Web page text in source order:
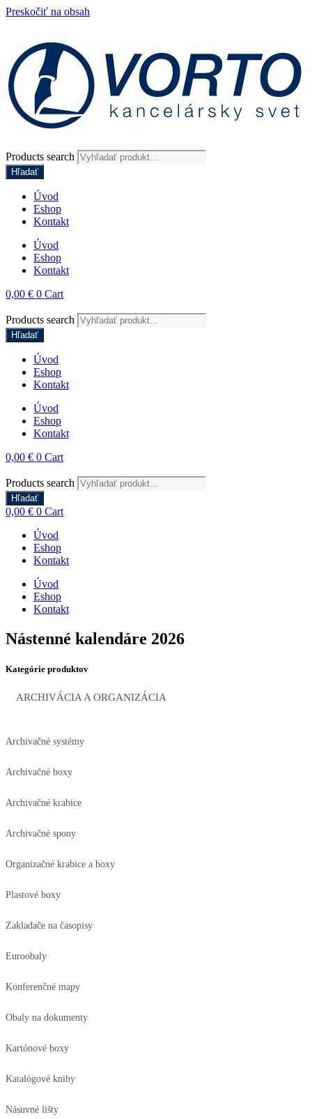
Preskočiť na obsah
Products search
Hľadať
Úvod
Eshop
Kontakt
Úvod
Eshop
Kontakt
0,00 € 0 Cart
Products search
Hľadať
Úvod
Eshop
Kontakt
Úvod
Eshop
Kontakt
0,00 € 0 Cart
Products search
Hľadať
0,00 € 0 Cart
Úvod
Eshop
Kontakt
Úvod
Eshop
Kontakt
Nástenné kalendáre 2026
Kategórie produktov
ARCHIVÁCIA A ORGANIZÁCIA
Archivačné systémy
Archivačné boxy
Archivačné krabice
Archivačné spony
Organizačné krabice a boxy
Plastové boxy
Zakladače na časopisy
Euroobaly
Konferenčné mapy
Obaly na dokumenty
Kartónové boxy
Katalógové knihy
Násuvné lišty